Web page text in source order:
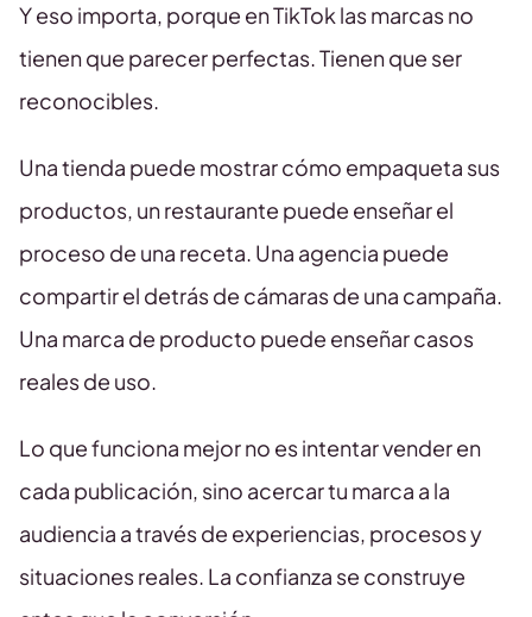
Y eso importa, porque en TikTok las marcas no
tienen que parecer perfectas. Tienen que ser
reconocibles.
Una tienda puede mostrar cómo empaqueta sus
productos, un restaurante puede enseñar el
proceso de una receta. Una agencia puede
compartir el detrás de cámaras de una campaña.
Una marca de producto puede enseñar casos
reales de uso.
Lo que funciona mejor no es intentar vender en
cada publicación, sino acercar tu marca a la
audiencia a través de experiencias, procesos y
situaciones reales. La confianza se construye